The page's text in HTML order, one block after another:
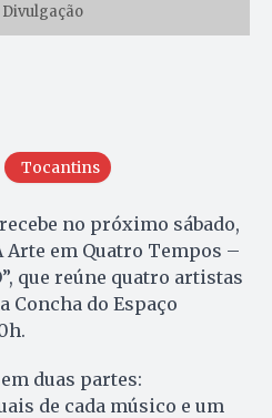
Divulgação
Tocantins
no próximo sábado,
Arte em Quatro Tempos –
que reúne quatro artistas
Concha do Espaço
duas partes:
de cada músico e um